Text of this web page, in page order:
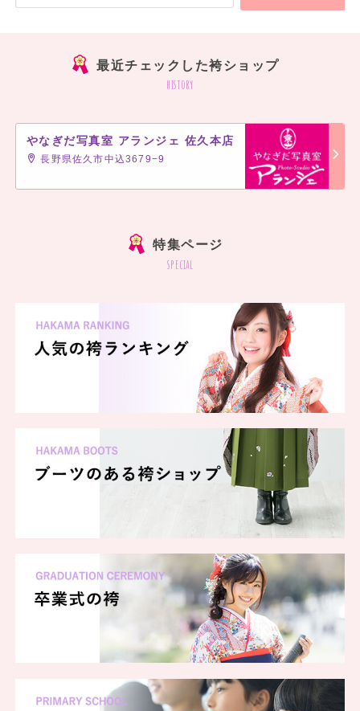
最近チェックした袴ショップ
history
やなぎだ写真室 アランジェ 佐久本店
長野県佐久市中込3679−9
特集ページ
special